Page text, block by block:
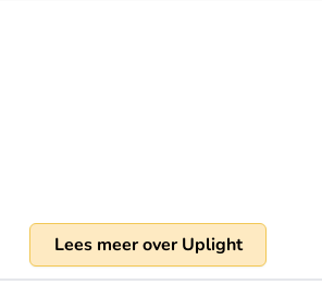
Lees meer over Uplight